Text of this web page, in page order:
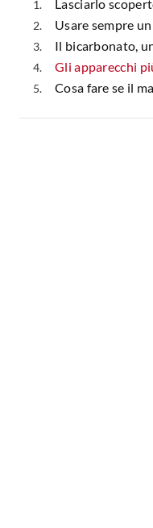
Lasciarlo
Usare sempre
Il bicarbonato,
Gli apparecchi
Cosa fare se il